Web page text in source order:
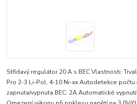
Střídavý regulátor 20 A s BEC Vlastnosti:
Pro 2-3 Li-Pol, 4-10 Ni-xx Autodetekce počtu
zapnuta/vypnuta BEC: 2A Automatické